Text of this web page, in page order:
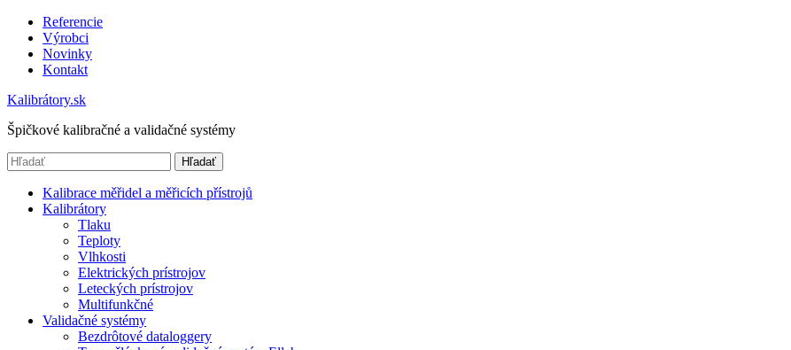
Referencie
Výrobci
Novinky
Kontakt
Kalibrátory.sk
Špičkové kalibračné a validačné systémy
Hľadať
Kalibrace měřidel a měřicích přístrojů
Kalibrátory
Tlaku
Teploty
Vlhkosti
Elektrických prístrojov
Leteckých prístrojov
Multifunkčné
Validačné systémy
Bezdrôtové dataloggery